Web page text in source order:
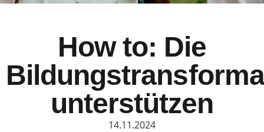
How to: Die
unterstützen
14.11.2024